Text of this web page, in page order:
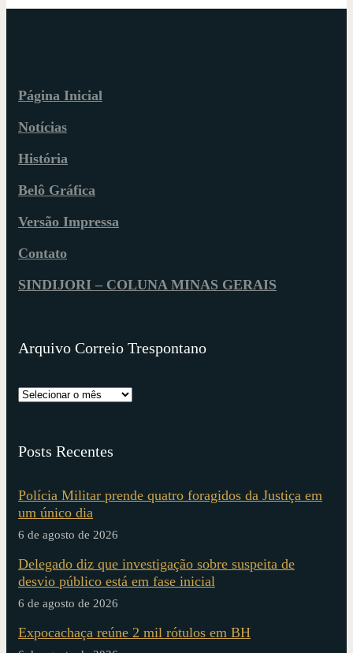
Página Inicial
Notícias
História
Belô Gráfica
Versão Impressa
Contato
SINDIJORI – COLUNA MINAS GERAIS
Arquivo Correio Trespontano
Posts Recentes
Polícia Militar prende quatro foragidos da Justiça em
um único dia
6 de agosto de 2026
Delegado diz que investigação sobre suspeita de
desvio público está em fase inicial
6 de agosto de 2026
Expocachaça reúne 2 mil rótulos em BH